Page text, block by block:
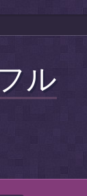
ル